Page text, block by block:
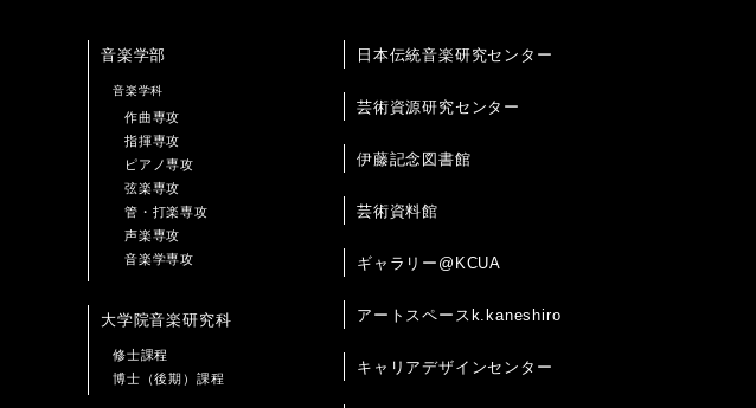
音楽学部
音楽学科
作曲専攻
指揮専攻
ピアノ専攻
弦楽専攻
管・打楽専攻
声楽専攻
音楽学専攻
大学院音楽研究科
修士課程
博士（後期）課程
日本伝統音楽研究センター
芸術資源研究センター
伊藤記念図書館
芸術資料館
ギャラリー@KCUA
アートスペースk.kaneshiro
キャリアデザインセンター